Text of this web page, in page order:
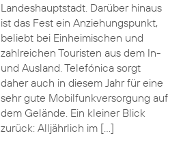
Landeshauptstadt. Darüber hinaus
ist das Fest ein Anziehungspunkt,
beliebt bei Einheimischen und
zahlreichen Touristen aus dem In-
und Ausland. Telefónica sorgt
daher auch in diesem Jahr für eine
sehr gute Mobilfunkversorgung auf
dem Gelände. Ein kleiner Blick
zurück: Alljährlich im […]